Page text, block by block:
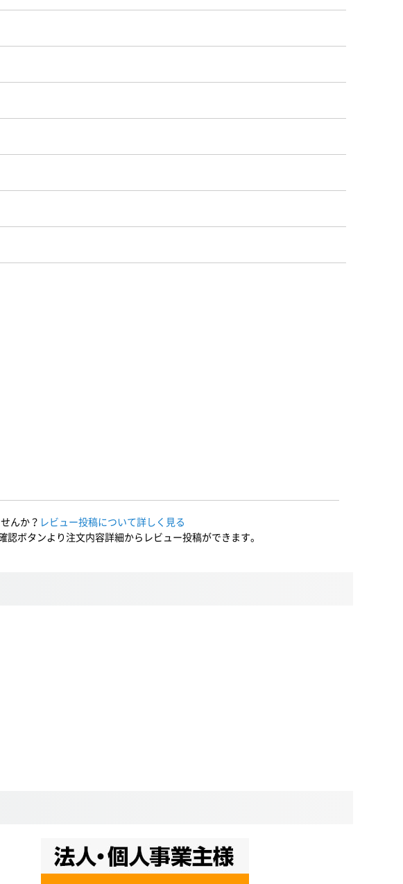
んか？ レビュー投稿について詳しく見る
認ボタンより注文内容詳細からレビュー投稿ができます。